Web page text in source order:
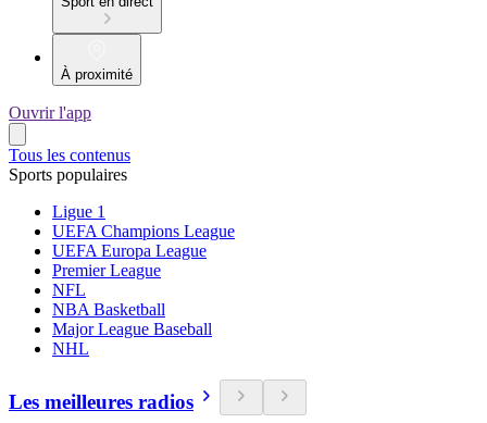
À proximité
Ouvrir l'app
Tous les contenus
Sports populaires
Ligue 1
UEFA Champions League
UEFA Europa League
Premier League
NFL
NBA Basketball
Major League Baseball
NHL
Les meilleures radios